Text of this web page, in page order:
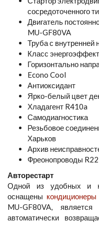
сосредоточенного
Двигатель
MU-GF80VA
Труба с внутренней
Класс
Горизонтально
Econo Cool
Антиоксидант
Ярко-белый цвет
Хладагент R410a
Самодиагностика
Резьбовое
Харьков
Архив
Фреонопроводы R22
Авторестарт
Одной из удобных и
оснащены
MU-GF80VA,
автоматически